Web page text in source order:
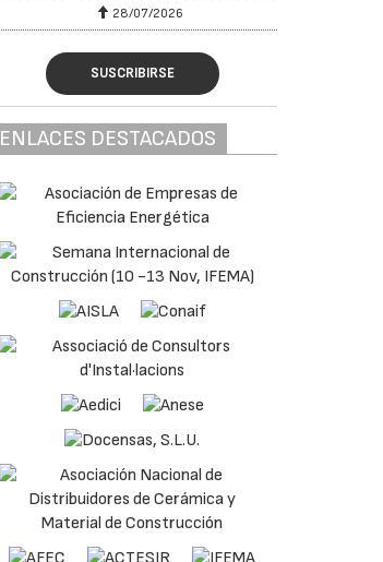
28/07/2026
SUSCRIBIRSE
ENLACES DESTACADOS